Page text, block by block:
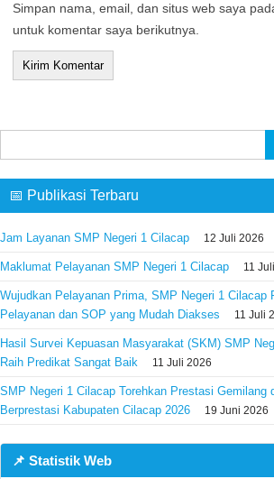
Simpan nama, email, dan situs web saya
untuk komentar saya berikutnya.
untuk:
📅 Publikasi Terbaru
Jam Layanan SMP Negeri 1 Cilacap 12 Juli 2026
Maklumat Pelayanan SMP Negeri 1 Cilacap 11
Wujudkan Pelayanan Prima, SMP Negeri 1 Cilacap
Pelayanan dan SOP yang Mudah Diakses
11 Juli
Hasil Survei Kepuasan Masyarakat (SKM) SMP
Raih Predikat Sangat Baik
11 Juli 2026
SMP Negeri 1 Cilacap Torehkan Prestasi Gemilang
Berprestasi Kabupaten Cilacap 2026
19 Juni 2026
📌 Statistik Web